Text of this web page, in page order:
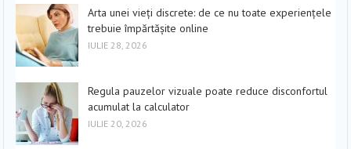
Arta unei vieți discrete: de ce nu toate experiențele
trebuie împărtășite online
IULIE 28, 2026
Regula pauzelor vizuale poate reduce disconfortul
acumulat la calculator
IULIE 20, 2026